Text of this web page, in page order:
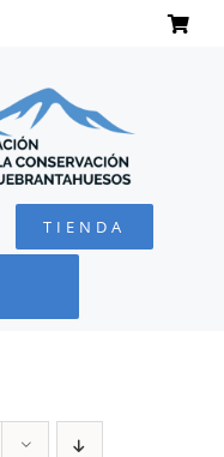
TIENDA